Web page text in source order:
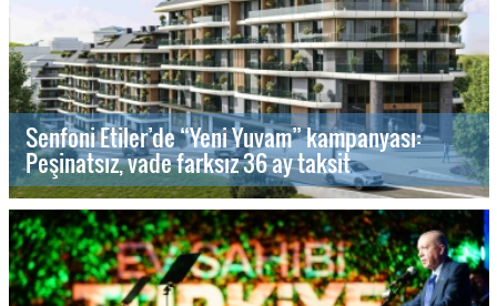
Senfoni Etiler’de “Yeni Yuvam” kampanyası:
Peşinatsız, vade farksız 36 ay taksit